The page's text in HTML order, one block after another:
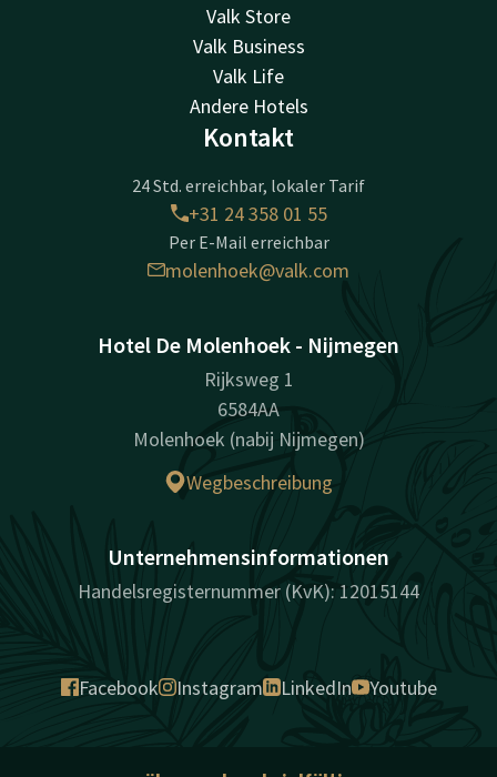
Valk Store
Valk Business
Valk Life
Andere Hotels
Kontakt
24 Std. erreichbar, lokaler Tarif
+31 24 358 01 55
Per E-Mail erreichbar
molenhoek@valk.com
Hotel De Molenhoek - Nijmegen
Rijksweg 1
6584AA
Molenhoek (nabij Nijmegen)
Wegbeschreibung
Unternehmensinformationen
Handelsregisternummer (KvK): 12015144
Facebook Instagram LinkedIn Youtube